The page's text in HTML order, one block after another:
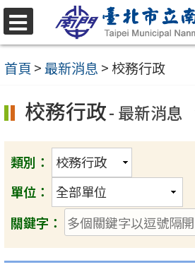
跳
至
主
內
區
選
單
首頁 >最新消息 >校務行政
校務行政- 最新消息
類別：
單位：
關鍵字：